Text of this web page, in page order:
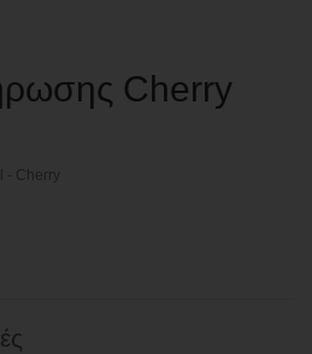
Cherry
- Cherry